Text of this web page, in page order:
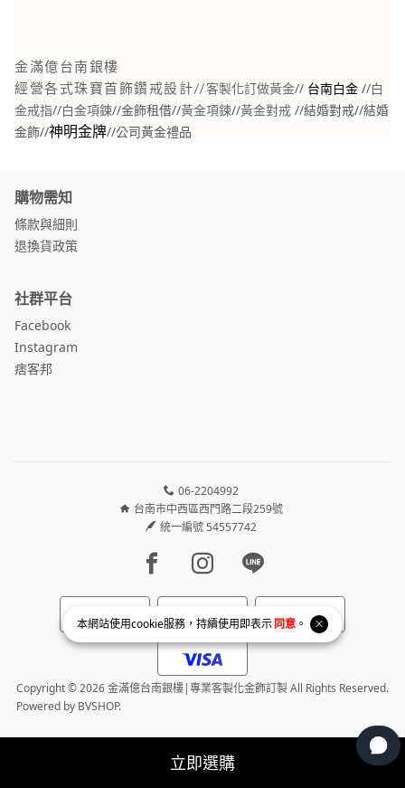
本網站使用cookie服務，持續使用即表示同意 。
立即選購
金滿億台南銀樓
經營各式珠寶首飾鑽戒設計//客製化訂做黃金// 台南白金 //白
金戒指//白金項鍊//金飾租借//黃金項鍊//黃金對戒 //結婚對戒//結婚
金飾//神明金牌//公司黃金禮品
購物需知
條款與細則
退換貨政策
社群平台
Facebook
Instagram
痞客邦
06-2204992
台南市中西區西門路二段259號
統一編號 54557742
Facebook page
Instagram page
Line page
Copyright © 2026 金滿億台南銀樓|專業客製化金飾訂製 All Rights Reserved.
Powered by BVSHOP.